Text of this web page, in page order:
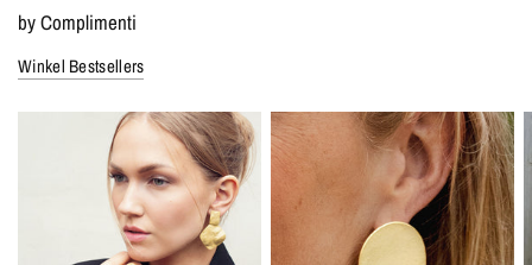
by Complimenti
Winkel Bestsellers